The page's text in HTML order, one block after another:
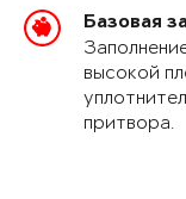
Базовая
высокой
притвора.